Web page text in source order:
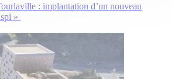
: implantation d’un nouveau
»